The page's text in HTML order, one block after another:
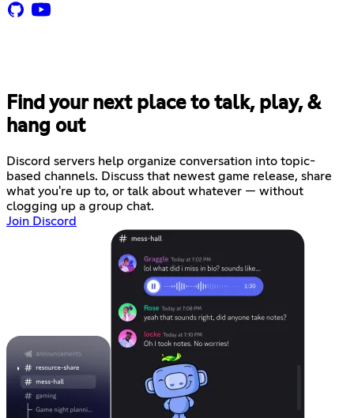
Find your next place to talk, play, &
hang out
Discord servers help organize conversation into topic-
based channels. Discuss that newest game release, share
what you're up to, or talk about whatever — without
clogging up a group chat.
Join Discord